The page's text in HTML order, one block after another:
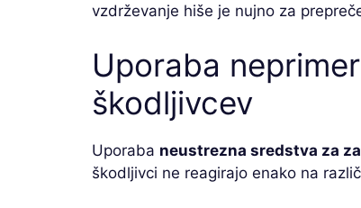
vzdrževanje hiše je nujno za
Uporaba
škodljivcev
Uporaba neustrezna sredstva za
škodljivci ne reagirajo enako na